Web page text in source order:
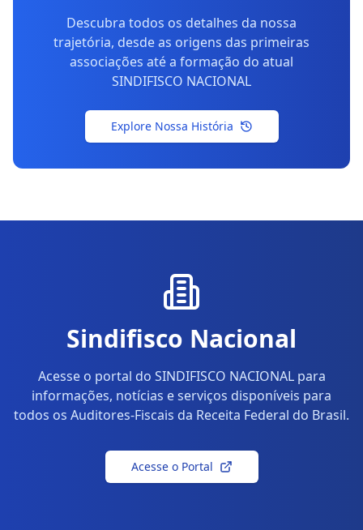
Descubra todos os detalhes da nossa
trajetória, desde as origens das primeiras
associações até a formação do atual
SINDIFISCO NACIONAL
Explore Nossa História
Sindifisco Nacional
Acesse o portal do SINDIFISCO NACIONAL para
informações, notícias e serviços disponíveis para
todos os Auditores-Fiscais da Receita Federal do Brasil.
Acesse o Portal